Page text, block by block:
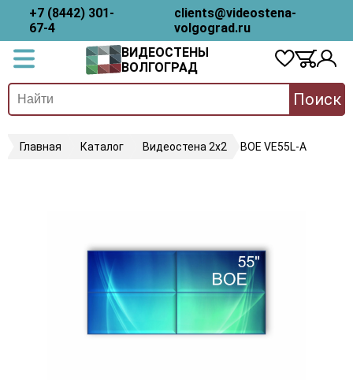
+7 (8442) 301-
67-4
clients@videostena-
volgograd.ru
ВИДЕОСТЕНЫ
ВОЛГОГРАД
Поиск
Главная Каталог Видеостена 2x2 BOE VE55L-A